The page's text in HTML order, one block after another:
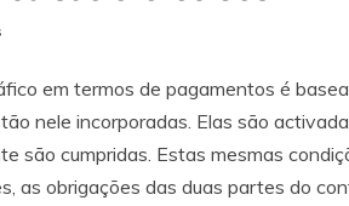
em termos de pagamentos é
nele incorporadas. Elas são
são cumpridas. Estas mesmas
as obrigações das duas partes do